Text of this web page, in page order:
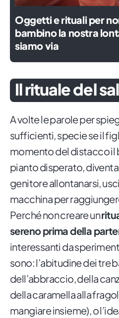
Oggetti e rituali per
bambino la nostra
siamo via
Il rituale del
A volte le parole per
sufficienti, specie se il
momento del distacco il
pianto disperato,
genitore allontanarsi,
macchina per
Perché non creare un
sereno prima della
interessanti da
sono: l’abitudine dei tre
dell’abbraccio, della
della caramella alla
mangiare insieme), o